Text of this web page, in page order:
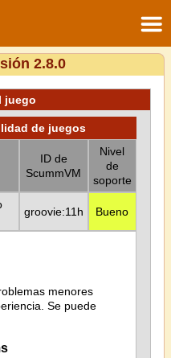
2.8.0
juego
de juegos
ID de
ScummVM
Nivel
de
soporte
groovie:11h Bueno
menores
Se puede